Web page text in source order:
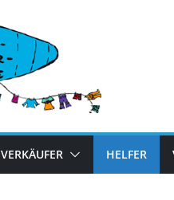
VERKÄUFER HELFER